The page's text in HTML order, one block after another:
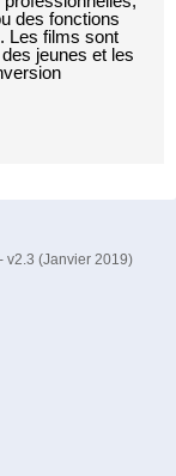
des fonctions
Les films sont
jeunes et les
v2.3 (Janvier 2019)